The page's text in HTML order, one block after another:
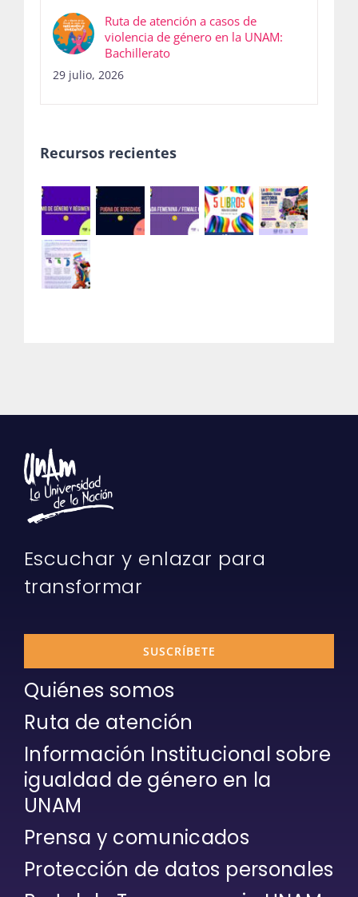
Ruta de atención a casos de
violencia de género en la UNAM:
Bachillerato
29 julio, 2026
Recursos recientes
Escuchar y enlazar para
transformar
SUSCRÍBETE
Quiénes somos
Ruta de atención
Información Institucional sobre
igualdad de género en la
UNAM
Prensa y comunicados
Protección de datos personales